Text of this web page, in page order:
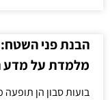
הבנת פני השטח:
מלמדת על מדע
בועות סבון הן